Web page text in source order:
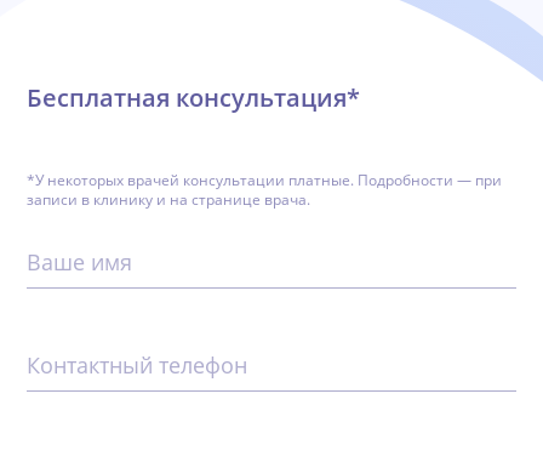
Бесплатная консультация*
*У некоторых врачей консультации платные. Подробности — при
записи в клинику и на странице врача.
Ваше имя
Контактный телефон